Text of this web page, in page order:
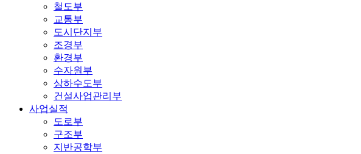
철도부
교통부
도시단지부
조경부
환경부
수자원부
상하수도부
건설사업관리부
사업실적
도로부
구조부
지반공학부